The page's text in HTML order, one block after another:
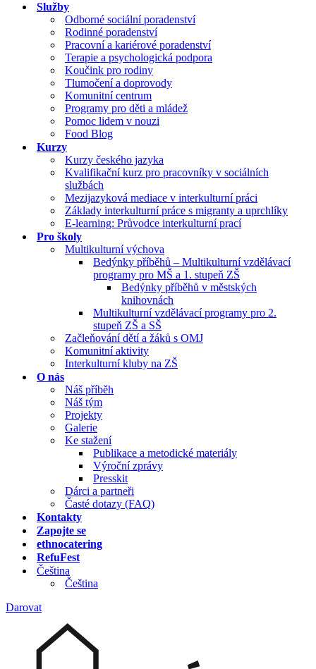
Služby
Odborné sociální poradenství
Rodinné poradenství
Pracovní a kariérové poradenství
Terapie a psychologická podpora
Koučink pro rodiny
Tlumočení a doprovody
Komunitní centrum
Programy pro děti a mládež
Pomoc lidem v nouzi
Food Blog
Kurzy
Kurzy českého jazyka
Kvalifikační kurz pro pracovníky v sociálních
službách
Mezijazyková mediace v interkulturní práci
Základy interkulturní práce s migranty a uprchlíky
E-learning: Průvodce interkulturní prací
Pro školy
Multikulturní výchova
Bedýnky příběhů – Multikulturní vzdělávací
programy pro MŠ a 1. stupeň ZŠ
Bedýnky příběhů v městských
knihovnách
Multikulturní vzdělávací programy pro 2.
stupeň ZŠ a SŠ
Začleňování dětí a žáků s OMJ
Komunitní aktivity
Interkulturní kluby na ZŠ
O nás
Náš příběh
Náš tým
Projekty
Galerie
Ke stažení
Publikace a metodické materiály
Výroční zprávy
Presskit
Dárci a partneři
Časté dotazy (FAQ)
Kontakty
Zapojte se
ethnocatering
RefuFest
Čeština
Čeština
Darovat